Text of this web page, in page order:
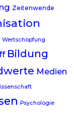
Zeitenwende
Wertschöpfung
Bildung
Medien
Psychologie